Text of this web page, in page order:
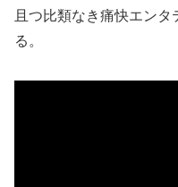
且つ比類なき痛快エン
る。